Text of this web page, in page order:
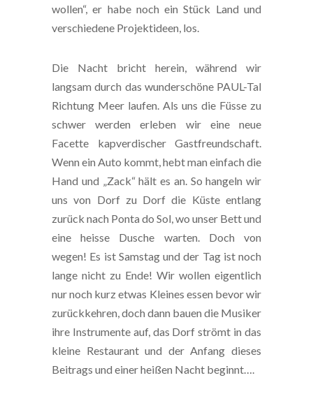
wollen“, er habe noch ein Stück Land und
verschiedene Projektideen, los.
Die Nacht bricht herein, während wir
langsam durch das wunderschöne PAUL-Tal
Richtung Meer laufen. Als uns die Füsse zu
schwer werden erleben wir eine neue
Facette kapverdischer Gastfreundschaft.
Wenn ein Auto kommt, hebt man einfach die
Hand und „Zack“ hält es an. So hangeln wir
uns von Dorf zu Dorf die Küste entlang
zurück nach Ponta do Sol, wo unser Bett und
eine heisse Dusche warten. Doch von
wegen! Es ist Samstag und der Tag ist noch
lange nicht zu Ende! Wir wollen eigentlich
nur noch kurz etwas Kleines essen bevor wir
zurückkehren, doch dann bauen die Musiker
ihre Instrumente auf, das Dorf strömt in das
kleine Restaurant und der Anfang dieses
Beitrags und einer heißen Nacht beginnt….